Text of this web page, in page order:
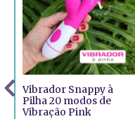
Vibrador Snappy à
Pilha 20 modos de
Vibração Pink